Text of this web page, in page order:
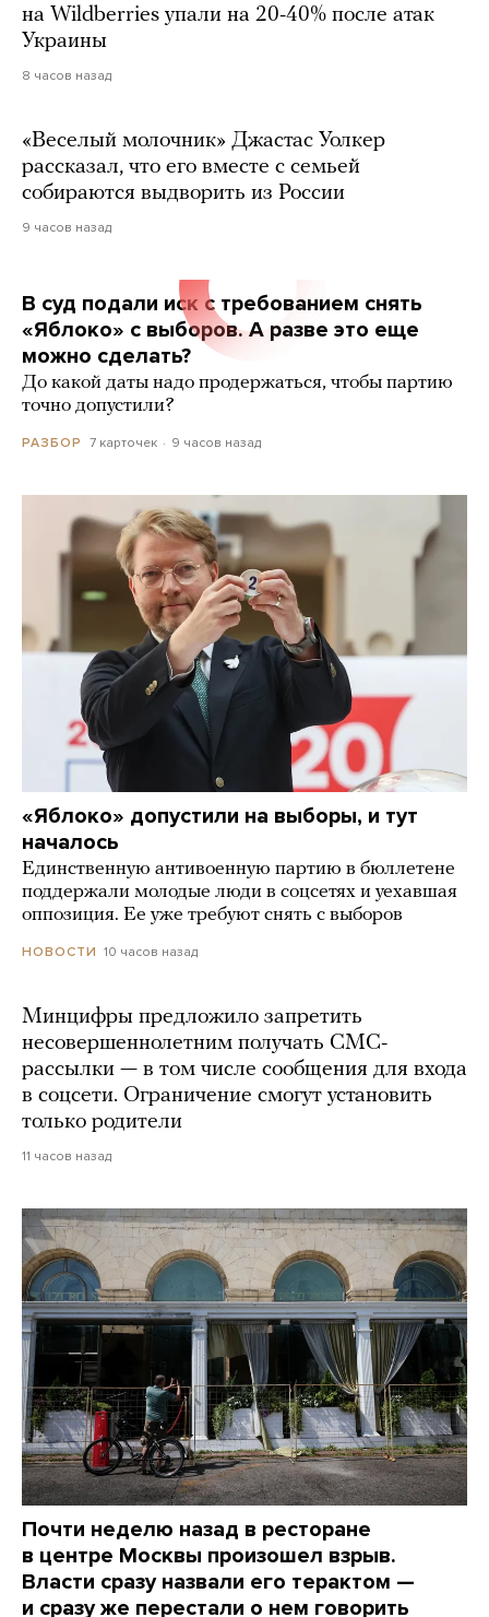
на Wildberries упали на 20-40% после атак
Украины
8 часов назад
«Веселый молочник» Джастас Уолкер
рассказал, что его вместе с семьей
собираются выдворить из России
9 часов назад
В суд подали иск с требованием снять
«Яблоко» с выборов. А разве это еще
можно сделать?
До какой даты надо продержаться, чтобы партию
точно допустили?
РАЗБОР 7 карточек 9 часов назад
«Яблоко» допустили на выборы, и тут
началось
Единственную антивоенную партию в бюллетене
поддержали молодые люди в соцсетях и уехавшая
оппозиция. Ее уже требуют снять с выборов
НОВОСТИ 10 часов назад
Минцифры предложило запретить
несовершеннолетним получать СМС-
рассылки — в том числе сообщения для входа
в соцсети. Ограничение смогут установить
только родители
11 часов назад
Почти неделю назад в ресторане
в центре Москвы произошел взрыв.
Власти сразу назвали его терактом —
и сразу же перестали о нем говорить